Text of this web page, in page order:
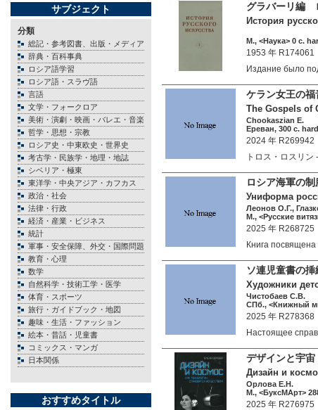
サブジェクト
分類
総記・参考図書、出版・メディア
辞典・百科事典
ロシア語学習
ロシア語・スラヴ語
言語
文学・フォークロア
美術・演劇・映画・バレエ・音楽
哲学・思想・宗教
ロシア史・中東欧史・世界史
考古学・民族学・地理・地誌
シベリア・極東
東洋学・中央アジア・カフカス
政治・社会
法律・行政
経済・産業・ビジネス
統計
軍事・安全保障、外交・国際問題
教育・心理
数学
自然科学・技術工学・医学
体育・スポーツ
旅行・ガイドブック・地図
趣味・生活・ファッション
絵本・昔話・児童書
コミックス・マンガ
日本関係
おすすめタイトル
グラバーリ編
История
М., <Наука> 0 c.
1953 年 R174061
Издание было
ケラン女王の
The Gospels of
Chookaszian E.
Ереван, 300 c. hard
2024 年 R269942
トロス・ロスリン
ロシア海軍の
Униформа
Леонов О.Г.,
М., <Русские
2025 年 R268725
Книга посвящена
ソ連児童書の
Художники
Чистобаев С.В.
СПб., <Книжный
2025 年 R278368
Настоящее
デザインと宇
Дизайн и
Орлова Е.Н.
М., <БуксМАрт>
2025 年 R276975